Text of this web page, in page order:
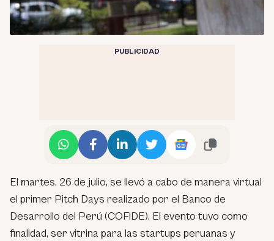
PUBLICIDAD
El martes, 26 de julio, se llevó a cabo de manera virtual
el primer Pitch Days realizado por el Banco de
Desarrollo del Perú (COFIDE). El evento tuvo como
finalidad, ser vitrina para las startups peruanas y